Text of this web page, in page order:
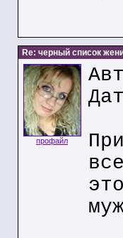
Re: черный список
профайл